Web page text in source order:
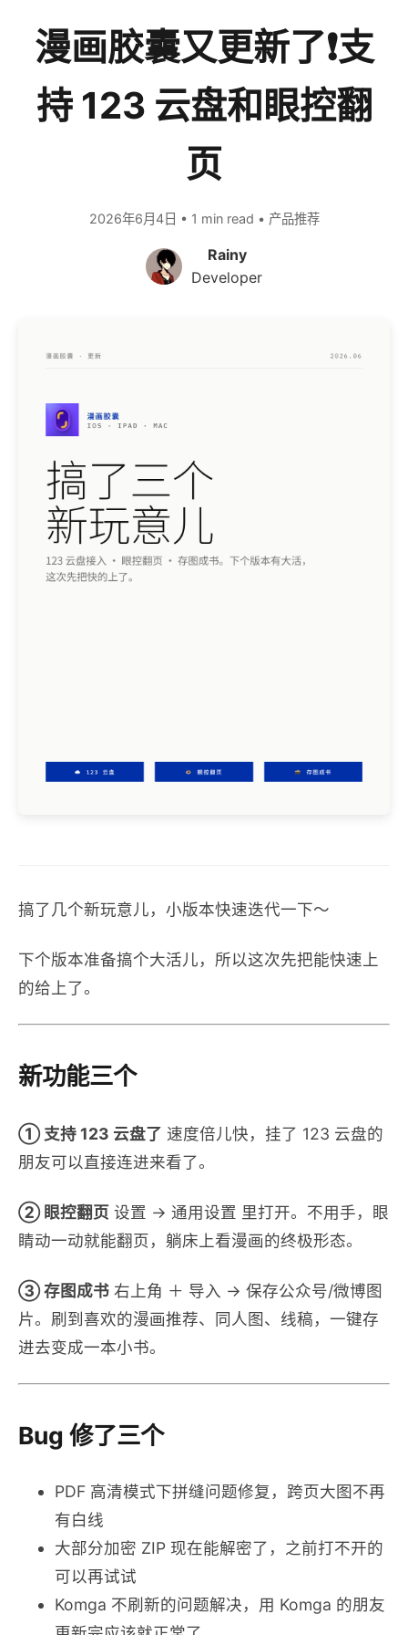
漫画胶囊又更新了❗支
持 123 云盘和眼控翻
页
2026年6月4日 • 1 min read • 产品推荐
Rainy
Developer
搞了几个新玩意儿，小版本快速迭代一下～
下个版本准备搞个大活儿，所以这次先把能快速上
的给上了。
新功能三个
① 支持 123 云盘了 速度倍儿快，挂了 123 云盘的
朋友可以直接连进来看了。
② 眼控翻页 设置 → 通用设置 里打开。不用手，眼
睛动一动就能翻页，躺床上看漫画的终极形态。
③ 存图成书 右上角 ＋ 导入 → 保存公众号/微博图
片。刷到喜欢的漫画推荐、同人图、线稿，一键存
进去变成一本小书。
Bug 修了三个
PDF 高清模式下拼缝问题修复，跨页大图不再
有白线
大部分加密 ZIP 现在能解密了，之前打不开的
可以再试试
Komga 不刷新的问题解决，用 Komga 的朋友